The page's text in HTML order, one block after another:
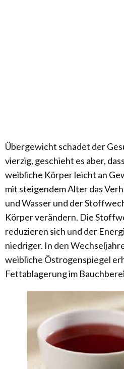
Übergewicht schadet der
vierzig, geschieht es aber,
weibliche Körper leicht an
mit steigendem Alter das
und Wasser und der
Körper verändern. Die
reduzieren sich und der
niedriger. In den
weibliche Östrogenspiegel
Fettablagerung im